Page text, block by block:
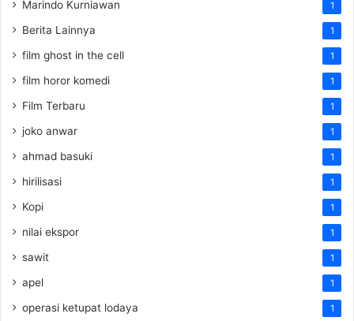
Marindo Kurniawan 1
Berita Lainnya 1
film ghost in the cell 1
film horor komedi 1
Film Terbaru 1
joko anwar 1
ahmad basuki 1
hirilisasi 1
Kopi 1
nilai ekspor 1
sawit 1
apel 1
operasi ketupat lodaya 1